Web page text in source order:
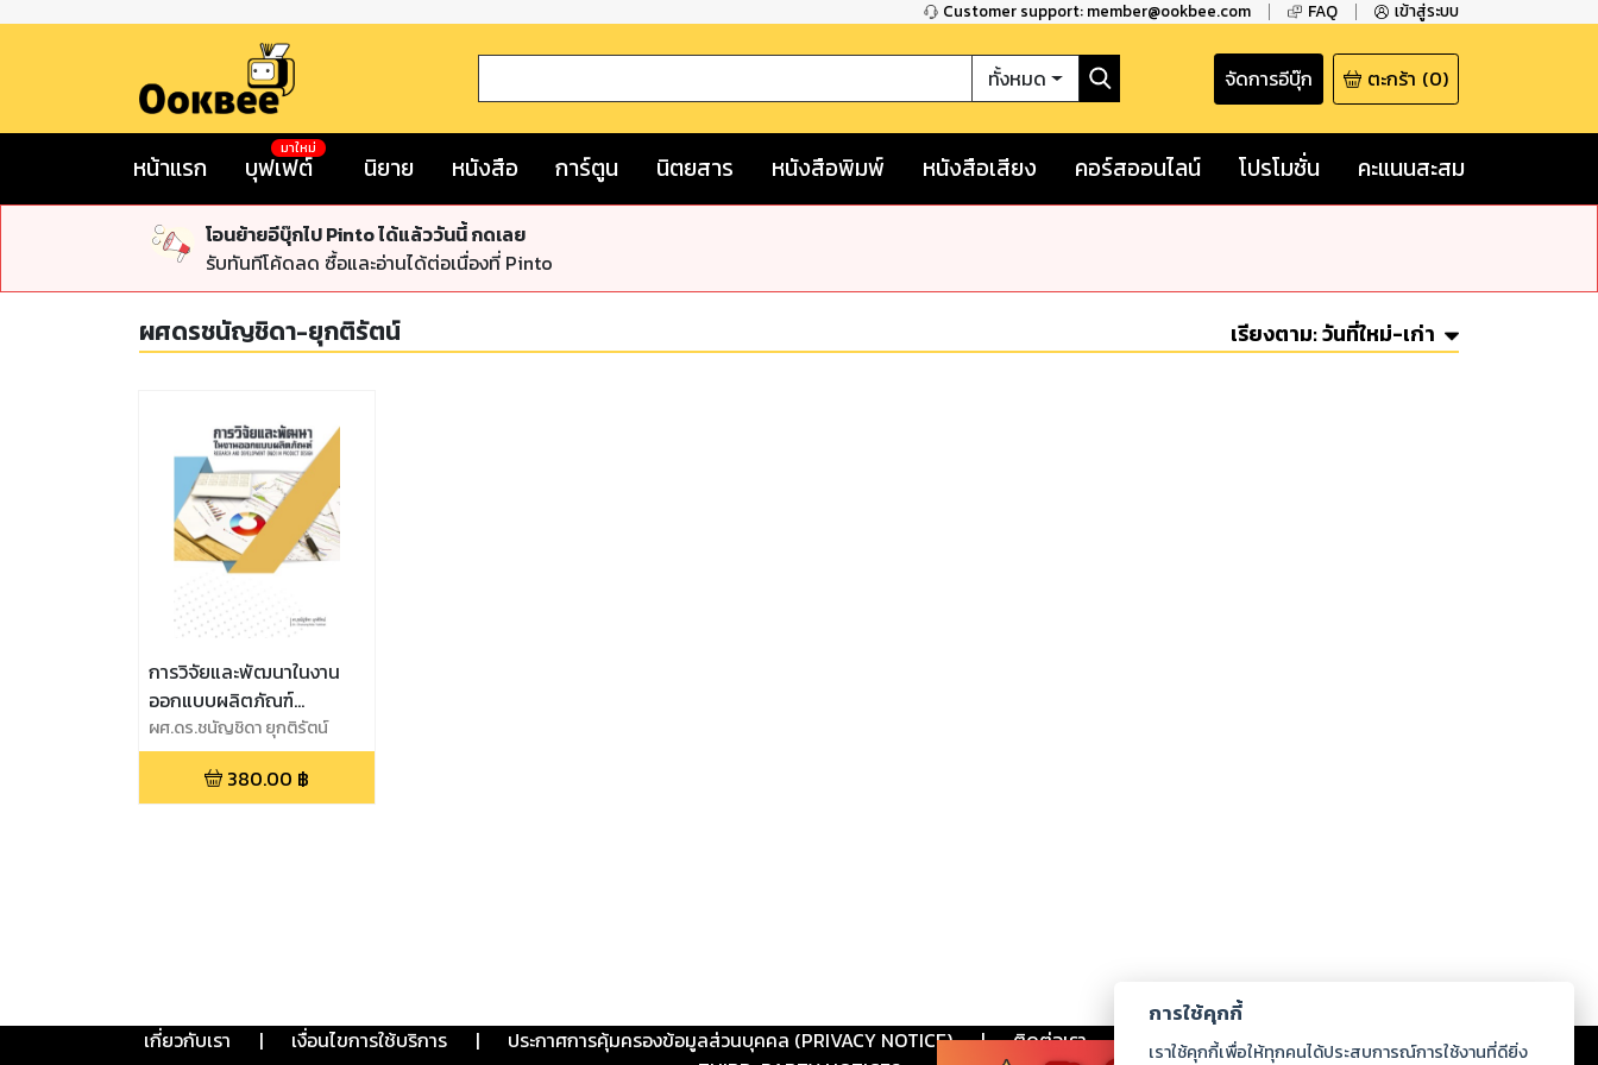
Customer support: member@ookbee.com FAQ เข้าสู่ระบบ
ทั้งหมด จัดการอีบุ๊ก ตะกร้า (0)
หน้าแรก บุฟเฟต์
มาใหม่
นิยาย หนังสือ การ์ตูน นิตยสาร หนังสือพิมพ์ หนังสือเสียง คอร์สออนไลน์ โปรโมชั่น คะแนนสะสม
โอนย้ายอีบุ๊กไป Pinto ได้แล้ววันนี้ กดเลย
รับทันทีโค้ดลด ซื้อและอ่านได้ต่อเนื่องที่ Pinto
ผศดรชนัญชิดา-ยุกติรัตน์ เรียงตาม:วันที่ใหม่-เก่า
การวิจัยและพัฒนาในงาน
ออกแบบผลิตภัณฑ์
RESEARCH AND
DEVELOPMENT (R&D) IN
PRODUCT DESIGN
ผศ.ดร.ชนัญชิดา ยุกติรัตน์
380.00 ฿
เกี่ยวกับเรา | เงื่อนไขการใช้บริการ | ประกาศการคุ้มครองข้อมูลส่วนบุคคล (PRIVACY NOTICE) | ติดต่อเรา ร่วมงานกับเรา ดาวน์โหลด
การใช้คุกกี้
เราใช้คุกกี้เพื่อให้ทุกคนได้ประสบการณ์การใช้งานที่ดียิ่ง